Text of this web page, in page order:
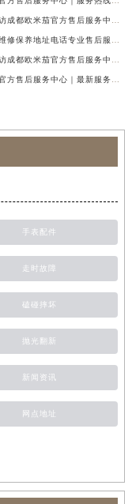
手表配件
走时故障
磕碰摔坏
抛光翻新
新闻资讯
网点地址